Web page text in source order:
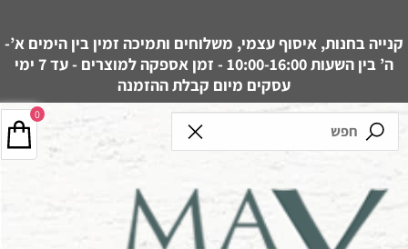
קנייה בחנות, איסוף עצמי, משלוחים ותמיכה זמין בין הימים א’-
ה’ בין השעות 10:00-16:00 - זמן אספקה למוצרים - עד 7 ימי
עסקים מיום קבלת ההזמנה
0